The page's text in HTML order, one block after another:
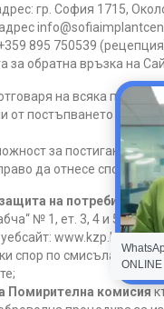
гр. София 1715,
895 750539
за обратна връзка на
на всяка
от постъпването ѝ.
за постигане на
да отнесе спора
на
№ 1, ет. 3, 4 и 5, тел.:
www.kzp.bg, в
спор по смисъла на
Помирителна комисия
ONLINE